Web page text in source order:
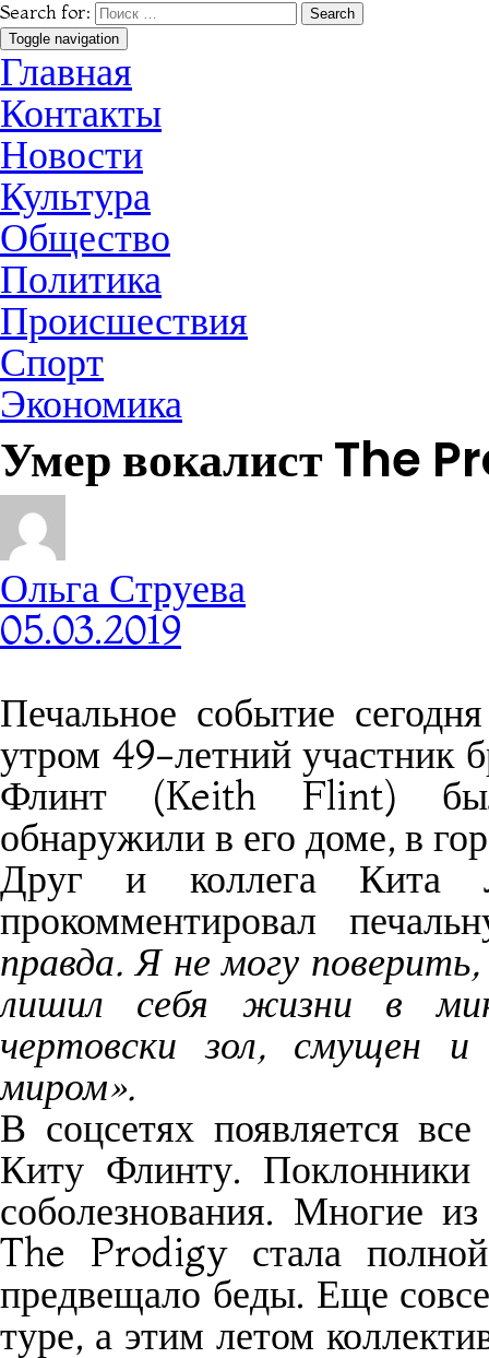
Search for:
Toggle navigation
Главная
Контакты
Новости
Культура
Общество
Политика
Происшествия
Спорт
Экономика
Умер вокалист The
Ольга Струева
05.03.2019
Печальное событие
утром 49-летний участник
Флинт (Keith Flint)
обнаружили в его доме, в
Друг и коллега Кита
прокомментировал
правда. Я не могу
лишил себя жизни в
чертовски зол, смущен
миром».
В соцсетях появляется
Киту Флинту.
соболезнования. Многие
The Prodigy стала
предвещало беды. Еще
туре, а этим летом